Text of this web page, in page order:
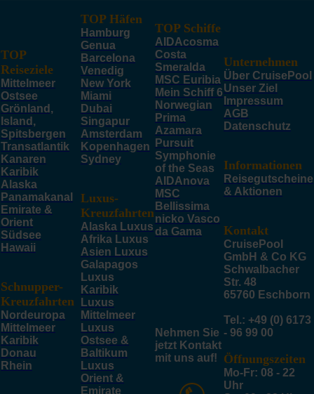
TOP
Reiseziele
Mittelmeer
Ostsee
Grönland,
Island,
Spitsbergen
Transatlantik
Kanaren
Karibik
Alaska
Panamakanal
Emirate &
Orient
Südsee
Hawaii
Schnupper-
Kreuzfahrten
Nordeuropa
Mittelmeer
Karibik
Donau
Rhein
TOP Häfen
Hamburg
Genua
Barcelona
Venedig
New York
Miami
Dubai
Singapur
Amsterdam
Kopenhagen
Sydney
Luxus-
Kreuzfahrten
Alaska Luxus
Afrika Luxus
Asien Luxus
Galapagos
Luxus
Karibik
Luxus
Mittelmeer
Luxus
Ostsee &
Baltikum
Luxus
Orient &
Emirate
TOP Schiffe
AIDAcosma
Costa
Smeralda
MSC Euribia
Mein Schiff 6
Norwegian
Prima
Azamara
Pursuit
Symphonie
of the Seas
AIDAnova
MSC
Bellissima
nicko Vasco
da Gama
Nehmen Sie
jetzt Kontakt
mit uns auf!
Unternehmen
Über CruisePool
Unser Ziel
Impressum
AGB
Datenschutz
Informationen
Reisegutscheine
& Aktionen
Kontakt
CruisePool
GmbH & Co KG
Schwalbacher
Str. 48
65760 Eschborn
Tel.: +49 (0) 6173
- 96 99 00
Öffnungszeiten
Mo-Fr: 08 - 22
Uhr